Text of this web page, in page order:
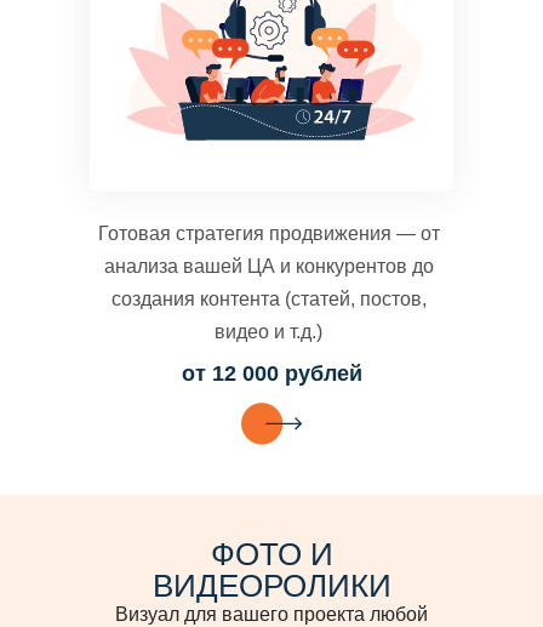
Готовая стратегия продвижения — от
анализа вашей ЦА и конкурентов до
создания контента (статей, постов,
видео и т.д.)
от 12 000 рублей
ФОТО И
ВИДЕОРОЛИКИ
Визуал для вашего проекта любой